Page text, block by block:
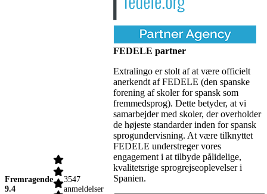
Fremragende
9.4
3547
anmeldelser
FEDELE partner
Extralingo er stolt af at være officielt
anerkendt af FEDELE (den spanske
forening af skoler for spansk som
fremmedsprog). Dette betyder, at vi
samarbejder med skoler, der overholder
de højeste standarder inden for spansk
sprogundervisning. At være tilknyttet
FEDELE understreger vores
engagement i at tilbyde pålidelige,
kvalitetsrige sprogrejseoplevelser i
Spanien.